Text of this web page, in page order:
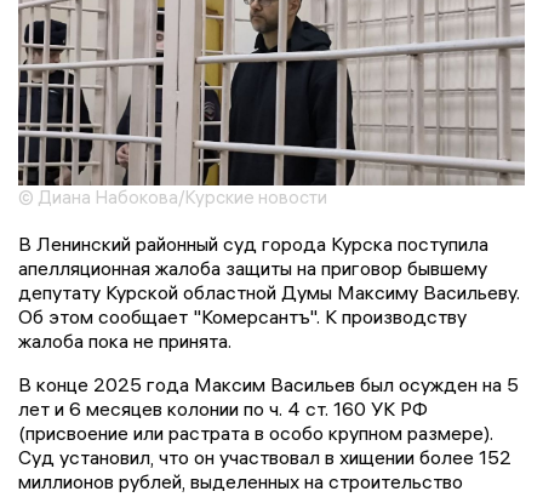
© Диана Набокова/Курские новости
В Ленинский районный суд города Курска поступила
апелляционная жалоба защиты на приговор бывшему
депутату Курской областной Думы Максиму Васильеву.
Об этом сообщает "Комерсантъ". К производству
жалоба пока не принята.
В конце 2025 года Максим Васильев был осужден на 5
лет и 6 месяцев колонии по ч. 4 ст. 160 УК РФ
(присвоение или растрата в особо крупном размере).
Суд установил, что он участвовал в хищении более 152
миллионов рублей, выделенных на строительство